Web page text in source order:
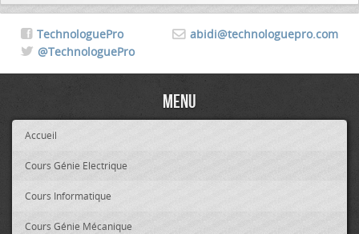
abidi@technologuepro.com
TechnologuePro
@TechnologuePro
Menu
Accueil
Cours Génie Electrique
Cours Informatique
Cours Génie Mécanique